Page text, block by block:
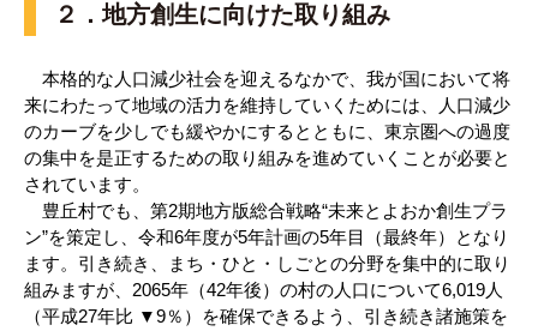
２．地方創生に向けた取り組み
本格的な人口減少社会を迎えるなかで、我が国において将
来にわたって地域の活力を維持していくためには、人口減少
のカーブを少しでも緩やかにするとともに、東京圏への過度
の集中を是正するための取り組みを進めていくことが必要と
されています。
豊丘村でも、第2期地方版総合戦略“未来とよおか創生プラ
ン”を策定し、令和6年度が5年計画の5年目（最終年）となり
ます。引き続き、まち・ひと・しごとの分野を集中的に取り
組みますが、2065年（42年後）の村の人口について6,019人
（平成27年比 ▼9％）を確保できるよう、引き続き諸施策を